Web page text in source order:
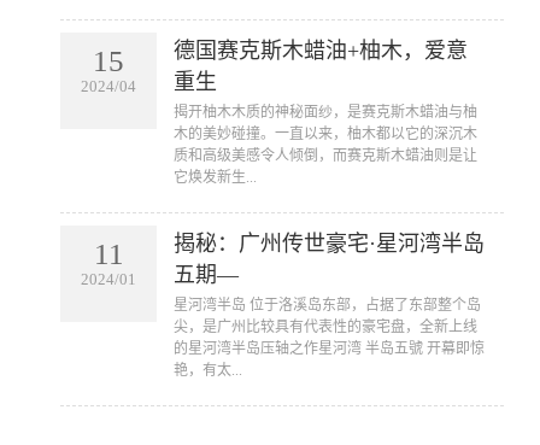
15
2024/04
德国赛克斯木蜡油+柚木，爱意
重生
​揭开柚木木质的神秘面纱，是赛克斯木蜡油与柚
木的美妙碰撞。一直以来，柚木都以它的深沉木
质和高级美感令人倾倒，而赛克斯木蜡油则是让
它焕发新生...
11
2024/01
揭秘：广州传世豪宅·星河湾半岛
五期—
​星河湾半岛 位于洛溪岛东部，占据了东部整个岛
尖，是广州比较具有代表性的豪宅盘，全新上线
的星河湾半岛压轴之作星河湾 半岛五號 开幕即惊
艳，有太...